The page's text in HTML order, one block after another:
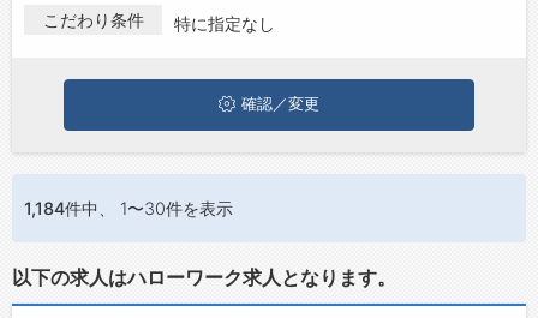
会社概要
こだわり条件
特に指定なし
確認／変更
1,184件中、 1〜30件を表示
以下の求人はハローワーク求人となります。